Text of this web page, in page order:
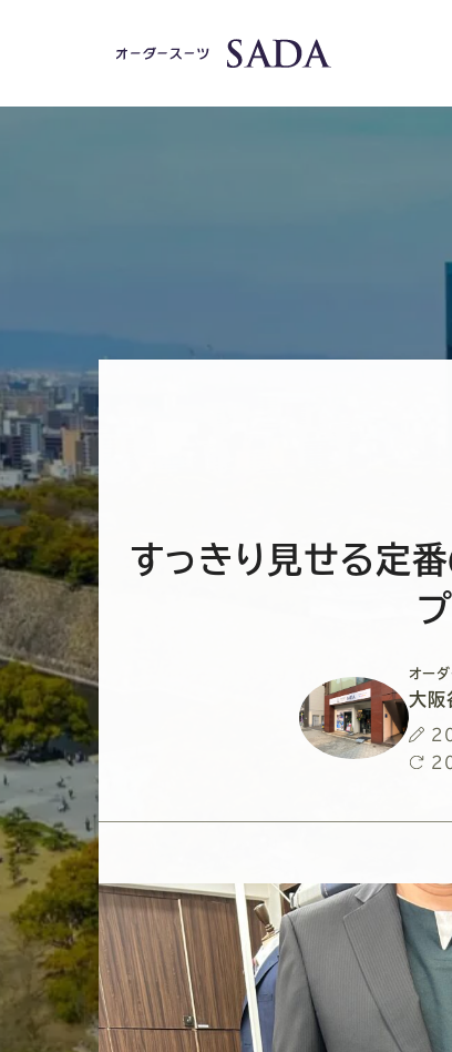
すっきり見せる定番
プ
オー
大阪
投
稿
最
更